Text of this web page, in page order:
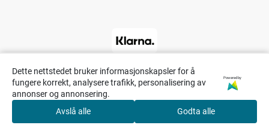
Dette nettstedet bruker informasjonskapsler for å
fungere korrekt, analysere trafikk, personalisering av
annonser og annonsering.
Powered by
Avslå alle Godta alle